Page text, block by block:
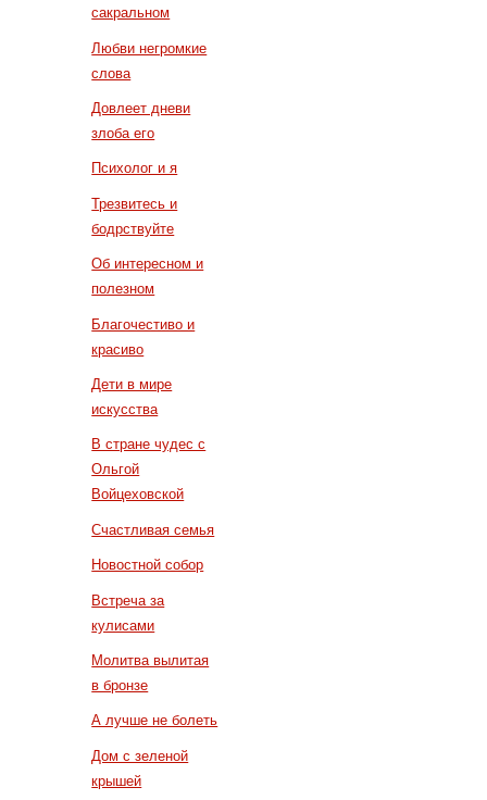
сакральном
Любви негромкие
слова
Довлеет дневи
злоба его
Психолог и я
Трезвитесь и
бодрствуйте
Об интересном и
полезном
Благочестиво и
красиво
Дети в мире
искусства
В стране чудес с
Ольгой
Войцеховской
Счастливая семья
Новостной собор
Встреча за
кулисами
Молитва вылитая
в бронзе
А лучше не болеть
Дом с зеленой
крышей